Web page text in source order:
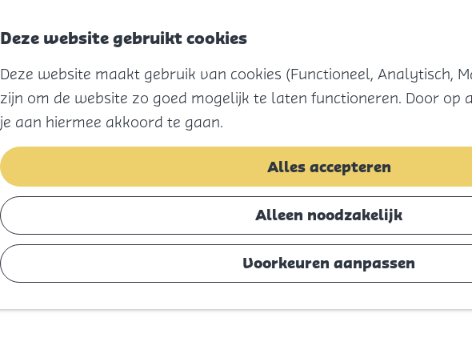
Deze website gebruikt cookies
Deze website maakt gebruik van cookies (Functioneel, Analytisch,
zijn om de website zo goed mogelijk te laten functioneren. Door op
je aan hiermee akkoord te gaan.
Alles accepteren
Alleen noodzakelijk
Voorkeuren aanpassen